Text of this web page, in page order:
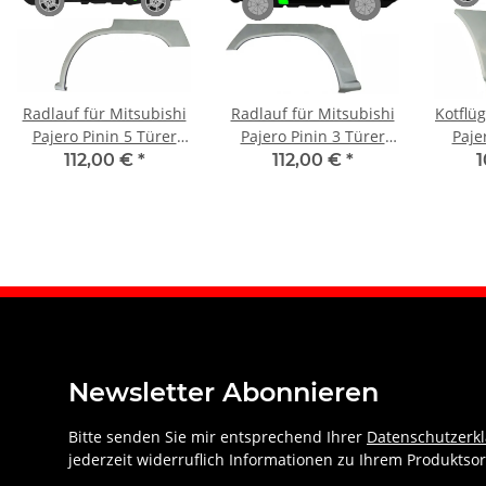
Radlauf für Mitsubishi
Pajero Pinin 5 Türer
1998 – 2006 links
112,00 € *
Radlauf für Mitsubishi
Pajero Pinin 3 Türer
1998 – 2006 rechts
112,00 € *
Newsletter Abonnieren
Bitte senden Sie mir entsprechend Ihrer
jederzeit widerruflich Informationen zu Ihrem